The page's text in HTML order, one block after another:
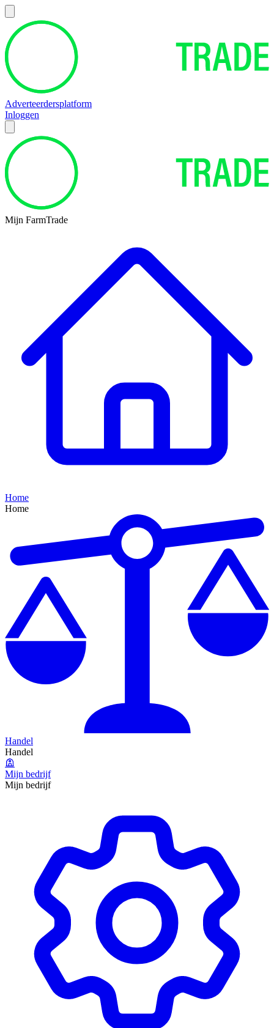
Adverteerdersplatform
Inloggen
Mijn FarmTrade
Home
Home
Handel
Handel
Mijn bedrijf
Mijn bedrijf